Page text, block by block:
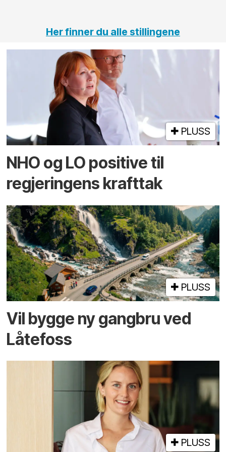
Her finner du alle stillingene
PLUSS
NHO og LO positive til
regjeringens krafttak
PLUSS
Vil bygge ny gangbru ved
Låtefoss
PLUSS